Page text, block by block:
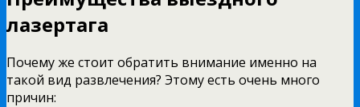
лазертага
Почему же стоит обратить внимание именно на
такой вид развлечения? Этому есть очень много
причин: